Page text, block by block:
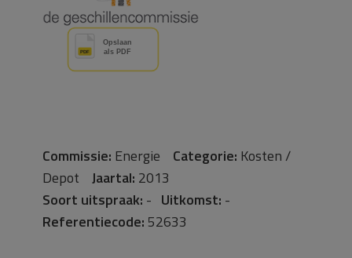
Commissie: Energie Categorie: Kosten /
Depot Jaartal: 2013
Soort uitspraak: - Uitkomst: -
Referentiecode: 52633